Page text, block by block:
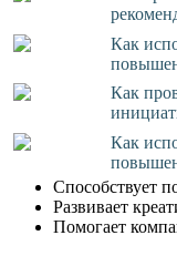
Как
Как
Как
Способствует
Развивает
Помогает